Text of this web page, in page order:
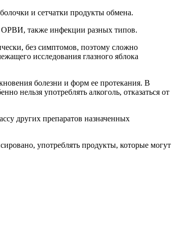
и сетчатки продукты обмена.
ОРВИ, также инфекции разных типов.
без симптомов, поэтому сложно
исследования глазного яблока
болезни и форм ее протекания. В
нельзя употреблять алкоголь, отказаться от
других препаратов назначенных
употреблять продукты, которые могут